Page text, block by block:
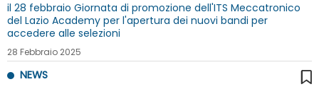
il 28 febbraio Giornata di promozione dell'ITS Meccatronico
del Lazio Academy per l'apertura dei nuovi bandi per
accedere alle selezioni
28 Febbraio 2025
NEWS